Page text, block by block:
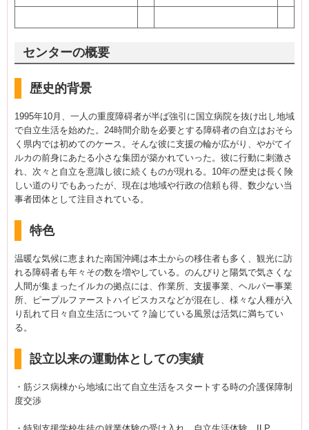
センターの概要
歴史的背景
1995年10月、一人の重度障碍者が半ば強引に国立病院を抜け出し地域
で自立生活を始めた。24時間介助を必要とする障碍者の自立はおそら
く県内では初めてのケース。そんな彼に支援の輪が広がり、やがてイ
ルカの前身にあたる小さな集団が築かれていった。彼に行動に刺激さ
れ、次々と自立を意識し彼に続くものが現れる。10年の歴史は長く険
しい道のりでもあったが、現在は地域や行政の信頼も得、数少ない当
事者団体として注目されている。
特色
温暖な気候に恵まれた南国沖縄は本土からの移住者も多く、観光に訪
れる障碍者も年々その数を増やしている。のんびりと陽気で気さくな
人間が集まったイルカの拠点には、作業所、支援事業、ヘルパー事業
所、ピープルファーストハイビスカスなどが混在し、様々な人種が入
り乱れて日々自立生活について？論じている風景は活気に満ちてい
る。
設立以来の運動体としての実績
・筋ジス病棟から地域に出て自立生活をスタートする時の介護保障制
度交渉